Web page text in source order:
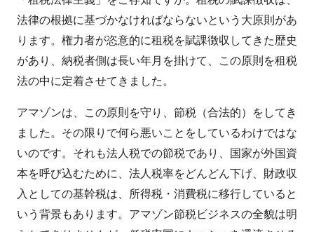
法律の根拠に基づかなければならないという大原則があ
ります。権力者が恣意的に租税を賦課徴収してきた歴史
があり、納税者側は長い年月を掛けて、この原則を租税
法の中に定着させてきました。
アマゾンは、この原則を守り、節税（合法的）をしてき
ました。その限りで何ら悪いことをしているわけではな
いのです。それも法人税での節税であり、国家が外国資
本を呼び込むために、法人税率をどんどん下げ、財政収
入としての基幹税は、所得税・消費税に移行していると
いう背景もあります。アマゾン節税ビジネスの全貌は明